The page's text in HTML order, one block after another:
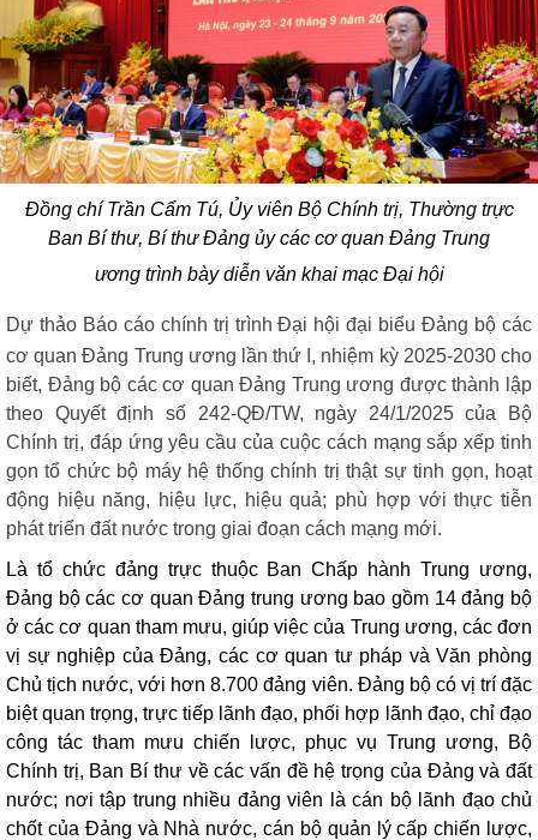
Đồng chí Trần Cẩm Tú, Ủy viên Bộ Chính trị, Thường trực
Ban Bí thư, Bí thư Đảng ủy các cơ quan Đảng Trung
ương trình bày diễn văn khai mạc Đại hội
Dự thảo Báo cáo chính trị trìnhĐại hội đại biểu Đảng bộ các
cơ quan Đảng Trung ương lần thứ I, nhiệm kỳ 2025-2030 cho
biết, Đảng bộ các cơ quan Đảng Trung ương được thành lập
theo Quyết định số 242-QĐ/TW, ngày 24/1/2025 của Bộ
Chính trị, đáp ứng yêu cầu của cuộc cách mạng sắp xếp tinh
gọn tổ chức bộ máy hệ thống chính trị thật sự tinh gọn, hoạt
động hiệu năng, hiệu lực, hiệu quả; phù hợp với thực tiễn
phát triển đất nước trong giai đoạn cách mạng mới.
Là tổ chức đảng trực thuộc Ban Chấp hành Trung ương,
Đảng bộ các cơ quan Đảng trung ương bao gồm 14 đảng bộ
ở các cơ quan tham mưu, giúp việc của Trung ương, các đơn
vị sự nghiệp của Đảng, các cơ quan tư pháp và Văn phòng
Chủ tịch nước, với hơn 8.700 đảng viên. Đảng bộ có vị trí đặc
biệt quan trọng, trực tiếp lãnh đạo, phối hợp lãnh đạo, chỉ đạo
công tác tham mưu chiến lược, phục vụ Trung ương, Bộ
Chính trị, Ban Bí thư về các vấn đề hệ trọng của Đảng và đất
nước; nơi tập trung nhiều đảng viên là cán bộ lãnh đạo chủ
chốt của Đảng và Nhà nước, cán bộ quản lý cấp chiến lược,